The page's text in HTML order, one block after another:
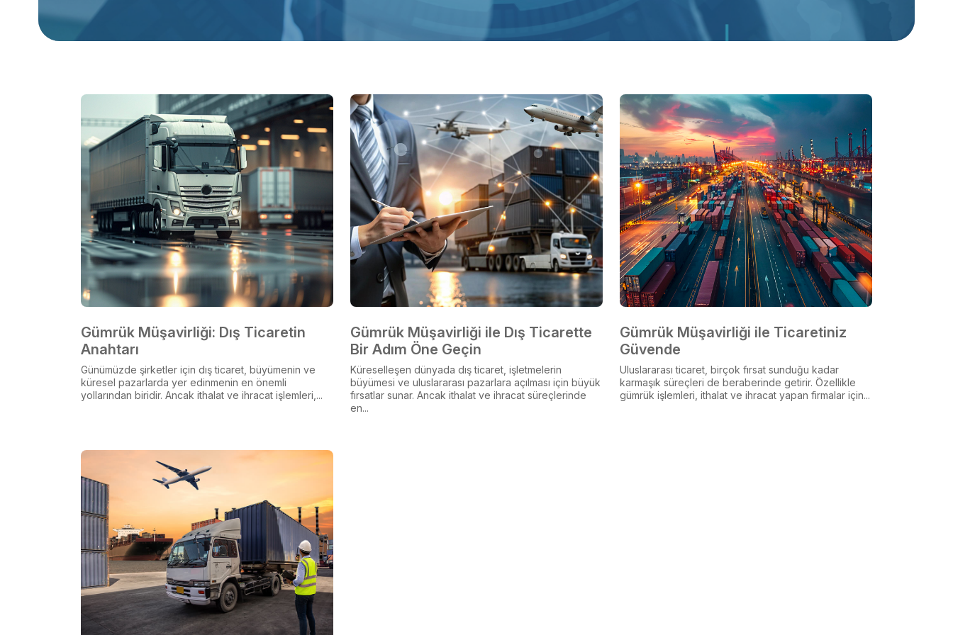
Gümrük Müşavirliği: Dış Ticaretin
Anahtarı
Günümüzde şirketler için dış ticaret, büyümenin ve
küresel pazarlarda yer edinmenin en önemli
yollarından biridir. Ancak ithalat ve ihracat işlemleri,...
Gümrük Müşavirliği ile Dış Ticarette
Bir Adım Öne Geçin
Küreselleşen dünyada dış ticaret, işletmelerin
büyümesi ve uluslararası pazarlara açılması için büyük
fırsatlar sunar. Ancak ithalat ve ihracat süreçlerinde
en...
Gümrük Müşavirliği ile Ticaretiniz
Güvende
Uluslararası ticaret, birçok fırsat sunduğu kadar
karmaşık süreçleri de beraberinde getirir. Özellikle
gümrük işlemleri, ithalat ve ihracat yapan firmalar için...